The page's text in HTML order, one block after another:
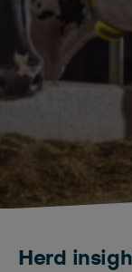
Herd